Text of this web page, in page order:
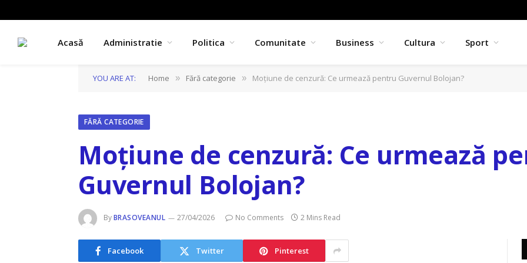
Acasă Administratie Politica Comunitate Business Cultura Sport
YOU ARE AT: Home » Fără categorie » Moțiune de cenzură: Ce urmează pentru Guvernul Bolojan?
FĂRĂ CATEGORIE
Moțiune de cenzură: Ce urmează
Guvernul Bolojan?
ByBRASOVEANUL 27/04/2026 No Comments 2 Mins Read
Facebook Twitter Pinterest